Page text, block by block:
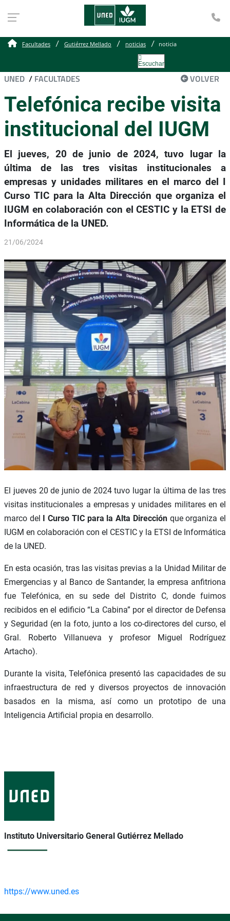
Facultades Gutiérrez Mellado noticias noticia
Escuchar
UNED / FACULTADES VOLVER
Telefónica recibe visita
institucional del IUGM
El jueves, 20 de junio de 2024, tuvo lugar la
última de las tres visitas institucionales a
empresas y unidades militares en el marco del I
Curso TIC para la Alta Dirección que organiza el
IUGM en colaboración con el CESTIC y la ETSI de
Informática de la UNED.
21/06/2024
El jueves 20 de junio de 2024 tuvo lugar la última de las tres
visitas institucionales a empresas y unidades militares en el
marco del I Curso TIC para la Alta Direcciónque organiza el
IUGM en colaboración con el CESTIC y la ETSI de Informática
de la UNED.
En esta ocasión, tras las visitas previas a la Unidad Militar de
Emergencias y al Banco de Santander, la empresa anfitriona
fue Telefónica, en su sede del Distrito C, donde fuimos
recibidos en el edificio “La Cabina” por el director de Defensa
y Seguridad (en la foto, junto a los co-directores del curso, el
Gral. Roberto Villanueva y profesor Miguel Rodríguez
Artacho).
Durante la visita, Telefónica presentó las capacidades de su
infraestructura de red y diversos proyectos de innovación
basados en la misma, así como un prototipo de una
Inteligencia Artificial propia en desarrollo.
Instituto Universitario General Gutiérrez Mellado
https://www.uned.es